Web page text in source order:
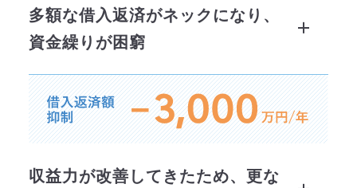
入返済額には達していなかっ
た。
多額の借入返済が負担となり、
資金繰りに余裕がない状況。
営業損益：収支トントン
課題
以前から条件変更（リスケ）を
機関からの新規融資は難しい状
多額な借入返済がネックになり、
資金繰りが困窮
収益力が改善してきたため、 更な